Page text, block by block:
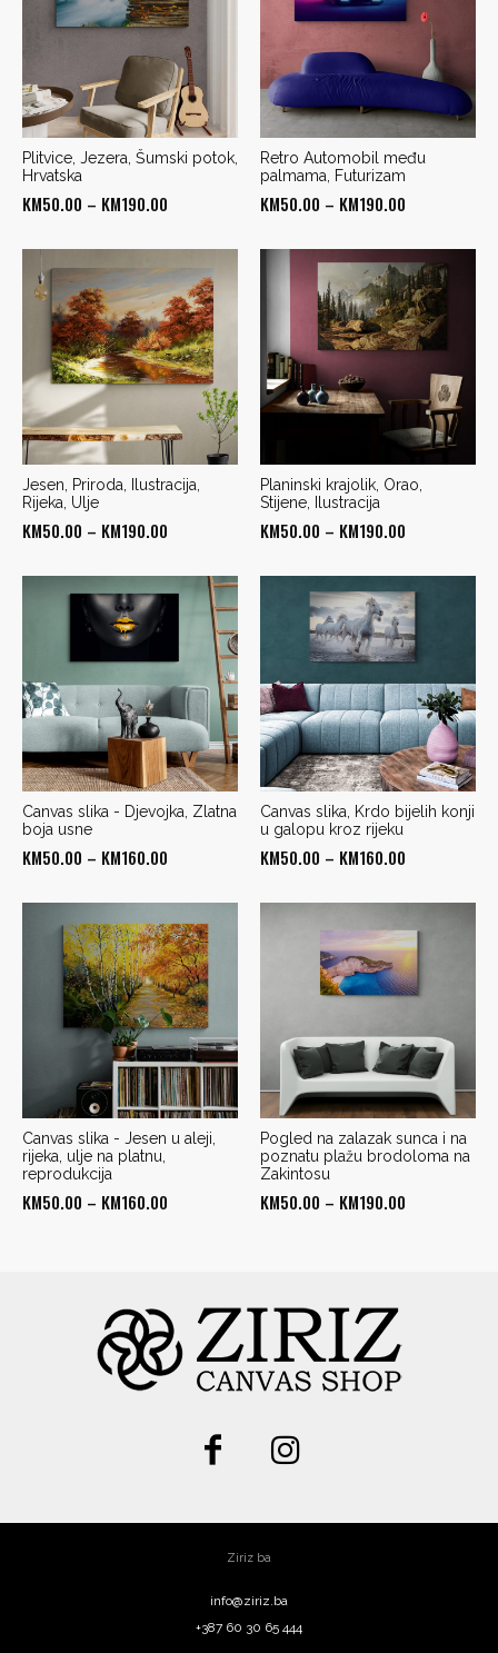
Plitvice, Jezera, Šumski potok,
Hrvatska
KM50.00 – KM190.00
through
KM190.00
Retro Automobil među
palmama, Futurizam
KM50.00 – KM190.00
KM50.00
through
KM190.00
Jesen, Priroda, Ilustracija,
Rijeka, Ulje
KM50.00 – KM190.00
KM50.00
through
KM190.00
Planinski krajolik, Orao,
Stijene, Ilustracija
KM50.00 – KM190.00
through
KM190.00
Canvas slika - Djevojka, Zlatna
boja usne
KM50.00 – KM160.00
through
KM160.00
Canvas slika, Krdo bijelih konji
u galopu kroz rijeku
KM50.00 – KM160.00
through
KM160.00
Canvas slika - Jesen u aleji,
rijeka, ulje na platnu,
reprodukcija
KM50.00 – KM160.00
KM160.00
Pogled na zalazak sunca i na
poznatu plažu brodoloma na
Zakintosu
KM50.00 – KM190.00
Ziriz ba
info@ziriz.ba
+387 60 30 65 444